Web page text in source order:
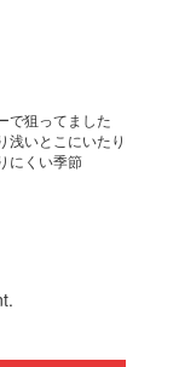
で狙ってました
浅いとこにいたり
にくい季節